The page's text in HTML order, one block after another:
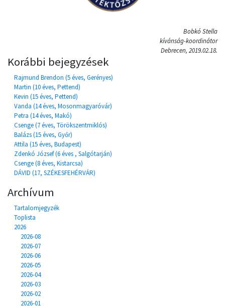
Bobkó Stella
kívánság-koordinátor
Debrecen, 2019.02.18.
Korábbi bejegyzések
Rajmund Brendon (5 éves, Gerényes)
Martin (10 éves, Pettend)
Kevin (15 éves, Pettend)
Vanda (14 éves, Mosonmagyaróvár)
Petra (14 éves, Makó)
Csenge (7 éves, Törökszentmiklós)
Balázs (15 éves, Győr)
Attila (15 éves, Budapest)
Zdenkó József (6 éves , Salgótarján)
Csenge (8 éves, Kistarcsa)
DÁVID (17, SZÉKESFEHÉRVÁR)
Archívum
Tartalomjegyzék
Toplista
2026
2026-08
2026-07
2026-06
2026-05
2026-04
2026-03
2026-02
2026-01